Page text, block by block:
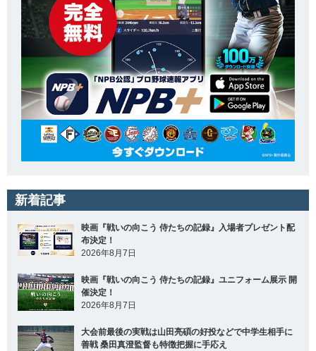
新着記事
映画『戦いの向こう 侍たちの記録』入場者プレゼント配
布決定！
2026年8月7日
映画『戦いの向こう 侍たちの記録』ユニフォーム展示 開
催決定！
2026年8月7日
大会前最後の実戦は山田亮碩の好投などで中学生相手に
善戦 桑田真澄監督も特徴把握に手応え